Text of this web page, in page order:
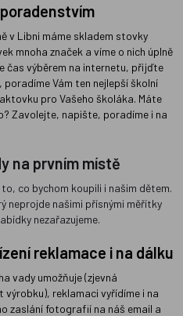
v Libni máme skladem stovky
mnoha značek a víme o nich úplně
čas výběrem na internetu, přijďte
poradíme Vám ten nejlepší školní
pro Vašeho školáka. Máte
Zavolejte, napište, poradíme i na
na prvním místě
co bychom koupili i našim dětem.
neprojde našimi přísnými měřítky
nezařazujeme.
reklamace i na dálku
vady umožňuje (zjevná
reklamaci vyřídíme i na
zaslání fotografií na náš email a